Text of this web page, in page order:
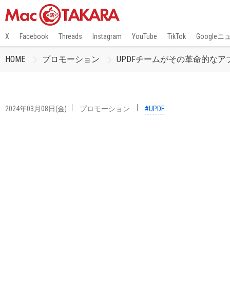
X Facebook Threads Instagram YouTube TikTok Googleニ
HOME プロモーション UPDFチームがその革命的な
2024年03月08日(金) プロモーション #UPDF